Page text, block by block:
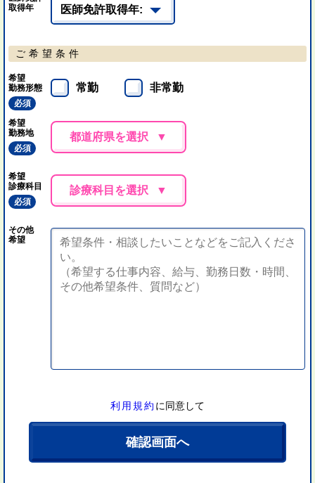
取得年
ご希望条件
希望
勤務形態
必須
常勤 非常勤
希望
勤務地
必須
都道府県を選択
希望
診療科目
必須
診療科目を選択
その他
希望
利用規約 に同意して
確認画面へ